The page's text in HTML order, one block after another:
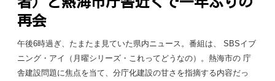
再会
午後6時過ぎ、たまたま見ていた県内ニュース。番組は、 SBSイブ
ニング・アイ（月曜シリーズ・これってどうなの）。熱海市の 庁
舎建設問題に焦点を当て、分庁化建設の甘さを指摘する内容だっ